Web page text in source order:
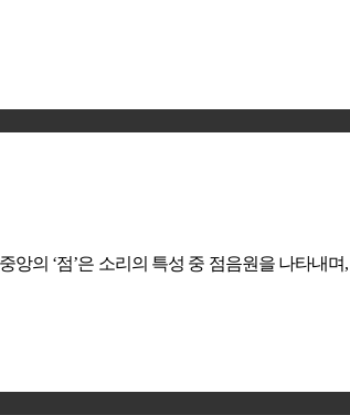
의 ‘점’은 소리의 특성 중 점음원을 나타내며